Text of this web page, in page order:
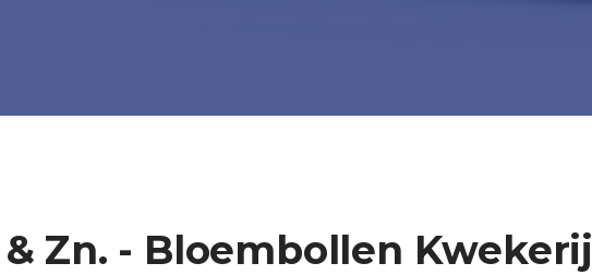
Zn. - Bloembollen Kwekerij